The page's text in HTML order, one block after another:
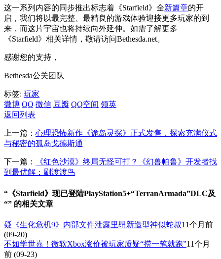
这一系列内容的同步推出标志着《Starfield》全新篇章的开
启，我们将以最完整、最精良的游戏体验迎接更多玩家的到
来，而这片宇宙也将持续向外延伸。如需了解更多
《Starfield》相关详情，敬请访问Bethesda.net。
感谢您的支持，
Bethesda公关团队
标签: 玩家
微博 QQ 微信 豆瓣 QQ空间 领英
返回列表
上一篇： 心理恐怖新作《诡岛灵探》正式发售，探索充满仪式
与秘密的孤岛戈德斯通
下一篇：
《红色沙漠》终局无怪可打？《幻兽帕鲁》开发者找
到最优解：刷渡渡鸟
“《Starfield》现已登陆PlayStation5+“TerranArmada”DLC及
“” 的相关文章
疑《生化危机9》内部文件泄露里昂新造型神似蛇叔11个月前
(09-20)
不如学世嘉！微软Xbox涨价被玩家质疑“捞一笔就跑”11个月
前 (09-23)